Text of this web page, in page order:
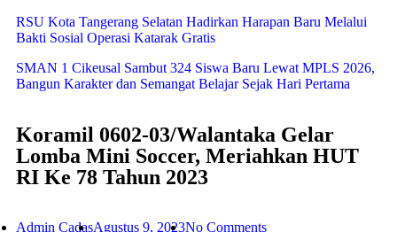
RSU Kota Tangerang Selatan Hadirkan Harapan Baru Melalui
Bakti Sosial Operasi Katarak Gratis
SMAN 1 Cikeusal Sambut 324 Siswa Baru Lewat MPLS 2026,
Bangun Karakter dan Semangat Belajar Sejak Hari Pertama
Koramil 0602-03/Walantaka Gelar
Lomba Mini Soccer, Meriahkan HUT
RI Ke 78 Tahun 2023
Admin CadasAgustus 9, 2023No Comments